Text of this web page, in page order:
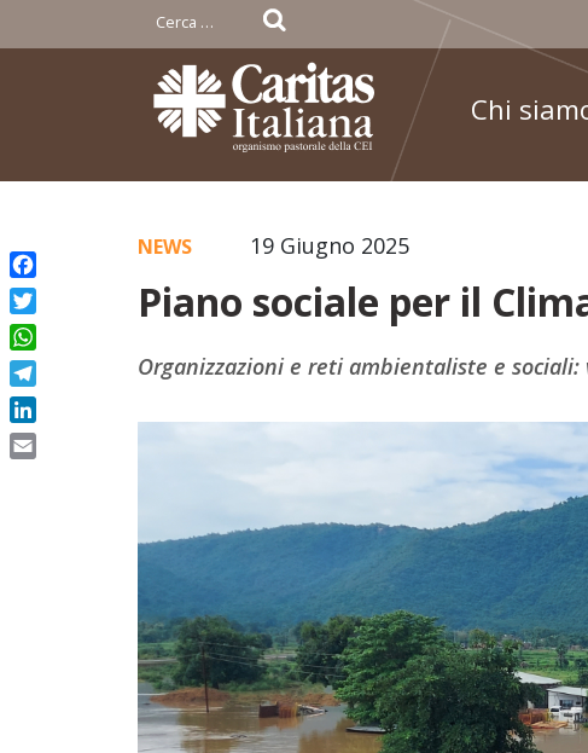
Skip
to
content
Ricerca
per:
Chi
19 Giugno 2025
NEWS
Piano sociale per il
Organizzazioni e reti ambientaliste e
Facebook
Twitter
WhatsApp
Telegram
LinkedIn